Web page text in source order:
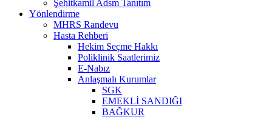
Şehitkamil Adsm Tanıtım
Yönlendirme
MHRS Randevu
Hasta Rehberi
Hekim Seçme Hakkı
Poliklinik Saatlerimiz
E-Nabız
Anlaşmalı Kurumlar
SGK
EMEKLİ SANDIĞI
BAĞKUR